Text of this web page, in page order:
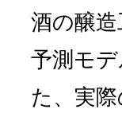
酒の醸
予測モ
た、実